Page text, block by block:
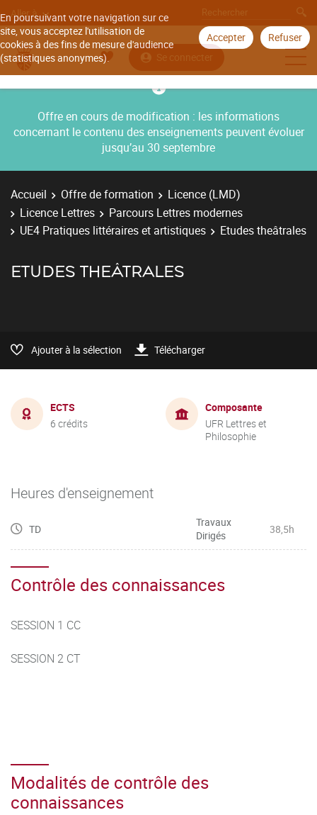
En poursuivant votre navigation sur ce
site, vous acceptez l'utilisation de
cookies à des fins de mesure d'audience
(statistiques anonymes).
Accepter Refuser
Aller à
Se connecter
Offre en cours de modification : les informations
concernant le contenu des enseignements peuvent évoluer
jusqu’au 30 septembre
Accueil Offre de formation
Licence (LMD)
Licence Lettres
Parcours Lettres modernes
UE4 Pratiques littéraires et artistiques
Etudes theâtrales
ETUDES THEÂTRALES
Ajouter à la sélection Télécharger
ECTS
6 crédits
Composante
UFR Lettres et
Philosophie
Heures d'enseignement
TD
Travaux
Dirigés
38,5h
Contrôle des connaissances
SESSION 1 CC
SESSION 2 CT
Modalités de contrôle des
connaissances